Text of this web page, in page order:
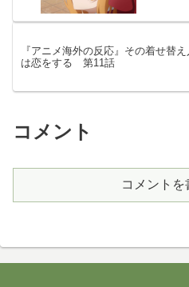
『アニメ海外の反応』その着せ替
は恋をする 第11話
コメント
コメントを